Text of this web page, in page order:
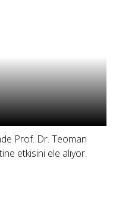
Prof. Dr. Teoman
etkisini ele alıyor.